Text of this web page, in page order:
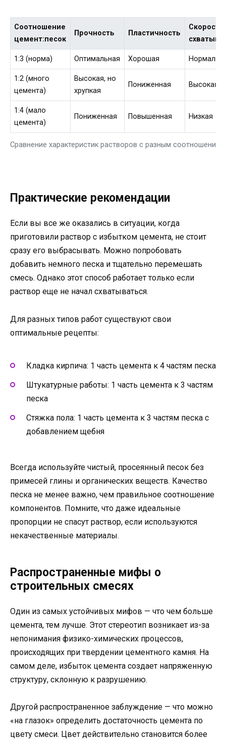
Сравнение характеристик растворов с разным
Соотношение
цемент:песок
Прочность Пластичность
Скорость
1:3 (норма) Оптимальная Хорошая
1:2 (много
цемента)
Высокая, но
хрупкая
Пониженная Высокая
1:4 (мало
цемента)
Пониженная Повышенная Низкая
Практические рекомендации
Если вы все же оказались в ситуации, когда
приготовили раствор с избытком цемента, не стоит
сразу его выбрасывать. Можно попробовать
добавить немного песка и тщательно перемешать
смесь. Однако этот способ работает только если
раствор еще не начал схватываться.
Для разных типов работ существуют свои
оптимальные рецепты:
Кладка кирпича: 1 часть цемента к 4 частям песка
Штукатурные работы: 1 часть цемента к 3 частям
песка
Стяжка пола: 1 часть цемента к 3 частям песка с
добавлением щебня
Всегда используйте чистый, просеянный песок без
примесей глины и органических веществ. Качество
песка не менее важно, чем правильное соотношение
компонентов. Помните, что даже идеальные
пропорции не спасут раствор, если используются
некачественные материалы.
Распространенные мифы о
строительных смесях
Один из самых устойчивых мифов — что чем больше
цемента, тем лучше. Этот стереотип возникает из-за
непонимания физико-химических процессов,
происходящих при твердении цементного камня. На
самом деле, избыток цемента создает напряженную
структуру, склонную к разрушению.
Другой распространенное заблуждение — что можно
«на глазок» определить достаточность цемента по
цвету смеси. Цвет действительно становится более